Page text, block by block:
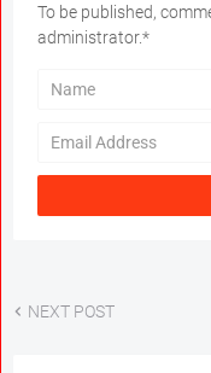
To be published,
administrator.*
NEXT POST